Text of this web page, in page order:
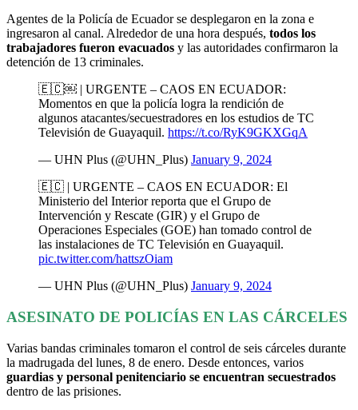
Agentes de la Policía de Ecuador se desplegaron en la zona e
ingresaron al canal. Alrededor de una hora después, todos los
trabajadores fueron evacuados y las autoridades confirmaron la
detención de 13 criminales.
🇪🇨￼ | URGENTE – CAOS EN ECUADOR:
Momentos en que la policía logra la rendición de
algunos atacantes/secuestradores en los estudios de TC
Televisión de Guayaquil. https://t.co/RyK9GKXGqA
— UHN Plus (@UHN_Plus) January 9, 2024
🇪🇨 | URGENTE – CAOS EN ECUADOR: El
Ministerio del Interior reporta que el Grupo de
Intervención y Rescate (GIR) y el Grupo de
Operaciones Especiales (GOE) han tomado control de
las instalaciones de TC Televisión en Guayaquil.
pic.twitter.com/hattszOiam
— UHN Plus (@UHN_Plus) January 9, 2024
ASESINATO DE POLICÍAS EN LAS CÁRCELES
Varias bandas criminales tomaron el control de seis cárceles durante
la madrugada del lunes, 8 de enero. Desde entonces, varios
guardias y personal penitenciario se encuentran secuestrados
dentro de las prisiones.